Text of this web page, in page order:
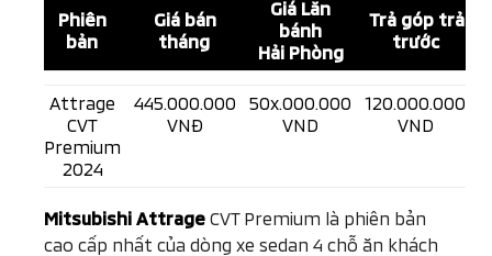
Phiên
bản
Giá bán
tháng
Giá Lăn
bánh
Hải Phòng
Trả góp trả
trước
Attrage
CVT
Premium
2024
445.000.000
VNĐ
50x.000.000
VND
120.000.000
VND
Mitsubishi Attrage CVT Premium là phiên bản
cao cấp nhất của dòng xe sedan 4 chỗ ăn khách